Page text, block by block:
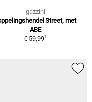
gazzini
Street, met
ABE
€ 59,991